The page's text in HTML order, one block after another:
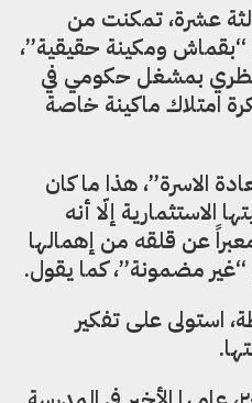
عشرة، تمكنت من
ومكينة حقيقية”،
بمشغل حكومي في
امتلاك ماكينة خاصة
الاسرة”، هذا ما كان
الاستثمارية إلّا أنه
عن قلقه من إهمالها
“غير مضمونة”، كما يقول.
استولى على تفكير